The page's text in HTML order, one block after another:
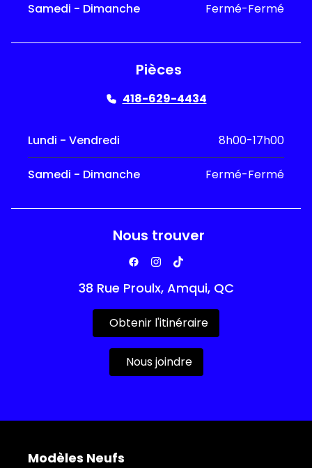
Samedi - Dimanche Fermé-Fermé
Pièces
418-629-4434
Lundi - Vendredi 8h00-17h00
Samedi - Dimanche Fermé-Fermé
Nous trouver
38 Rue Proulx, Amqui, QC
Obtenir l'itinéraire
Nous joindre
Modèles Neufs